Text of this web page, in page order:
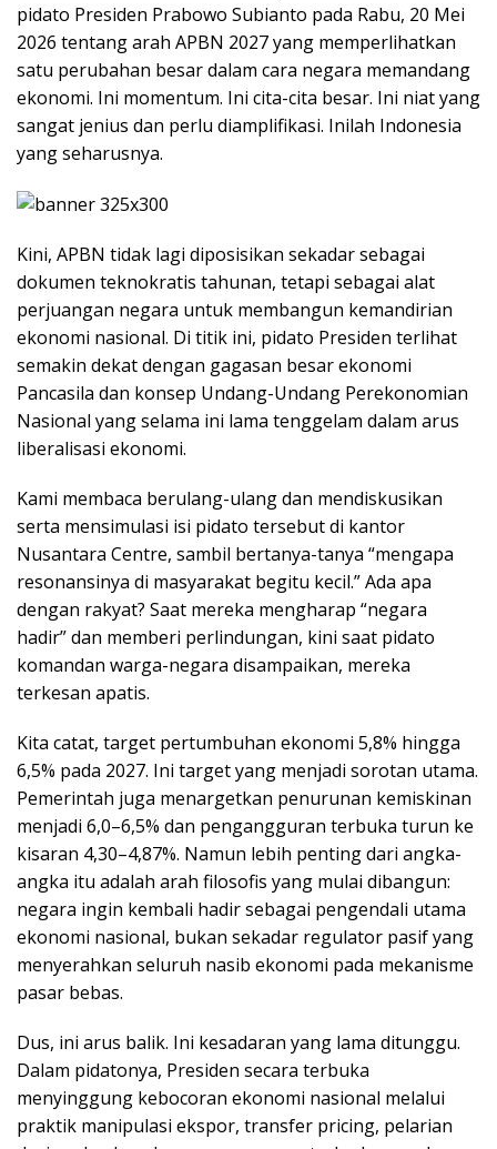
pidato Presiden Prabowo Subianto pada Rabu, 20 Mei
2026 tentang arah APBN 2027 yang memperlihatkan
satu perubahan besar dalam cara negara memandang
ekonomi. Ini momentum. Ini cita-cita besar. Ini niat yang
sangat jenius dan perlu diamplifikasi. Inilah Indonesia
yang seharusnya.
Kini, APBN tidak lagi diposisikan sekadar sebagai
dokumen teknokratis tahunan, tetapi sebagai alat
perjuangan negara untuk membangun kemandirian
ekonomi nasional. Di titik ini, pidato Presiden terlihat
semakin dekat dengan gagasan besar ekonomi
Pancasila dan konsep Undang-Undang Perekonomian
Nasional yang selama ini lama tenggelam dalam arus
liberalisasi ekonomi.
Kami membaca berulang-ulang dan mendiskusikan
serta mensimulasi isi pidato tersebut di kantor
Nusantara Centre, sambil bertanya-tanya “mengapa
resonansinya di masyarakat begitu kecil.” Ada apa
dengan rakyat? Saat mereka mengharap “negara
hadir” dan memberi perlindungan, kini saat pidato
komandan warga-negara disampaikan, mereka
terkesan apatis.
Kita catat, target pertumbuhan ekonomi 5,8% hingga
6,5% pada 2027. Ini target yang menjadi sorotan utama.
Pemerintah juga menargetkan penurunan kemiskinan
menjadi 6,0–6,5% dan pengangguran terbuka turun ke
kisaran 4,30–4,87%. Namun lebih penting dari angka-
angka itu adalah arah filosofis yang mulai dibangun:
negara ingin kembali hadir sebagai pengendali utama
ekonomi nasional, bukan sekadar regulator pasif yang
menyerahkan seluruh nasib ekonomi pada mekanisme
pasar bebas.
Dus, ini arus balik. Ini kesadaran yang lama ditunggu.
Dalam pidatonya, Presiden secara terbuka
menyinggung kebocoran ekonomi nasional melalui
praktik manipulasi ekspor, transfer pricing, pelarian